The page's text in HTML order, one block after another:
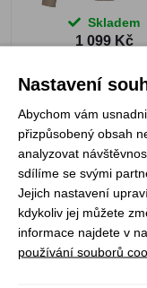
Skladem
1 099 Kč
Krojová košile
Nastavení
Abychom vám
přizpůsobený obsah
analyzovat
sdílíme se svými
Jejich nastavení
kdykoliv jej můžete
informace najdete v
používání souborů